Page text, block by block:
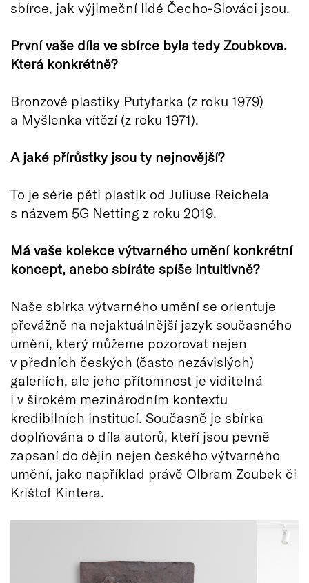
sbírce, jak výjimeční lidé Čecho-Slováci jsou.
První vaše díla ve sbírce byla tedy Zoubkova.
Která konkrétně?
Bronzové plastiky Putyfarka (z roku 1979)
a Myšlenka vítězí (z roku 1971).
A jaké přírůstky jsou ty nejnovější?
To je série pěti plastik od Juliuse Reichela
s názvem 5G Netting z roku 2019.
Má vaše kolekce výtvarného umění konkrétní
koncept, anebo sbíráte spíše intuitivně?
Naše sbírka výtvarného umění se orientuje
převážně na nejaktuálnější jazyk současného
umění, který můžeme pozorovat nejen
v předních českých (často nezávislých)
galeriích, ale jeho přítomnost je viditelná
i v širokém mezinárodním kontextu
kredibilních institucí. Současně je sbírka
doplňována o díla autorů, kteří jsou pevně
zapsaní do dějin nejen českého výtvarného
umění, jako například právě Olbram Zoubek či
Krištof Kintera.